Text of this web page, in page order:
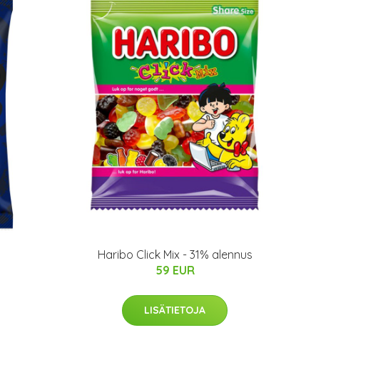
Haribo Click Mix - 31% alennus
59 EUR
LISÄTIETOJA